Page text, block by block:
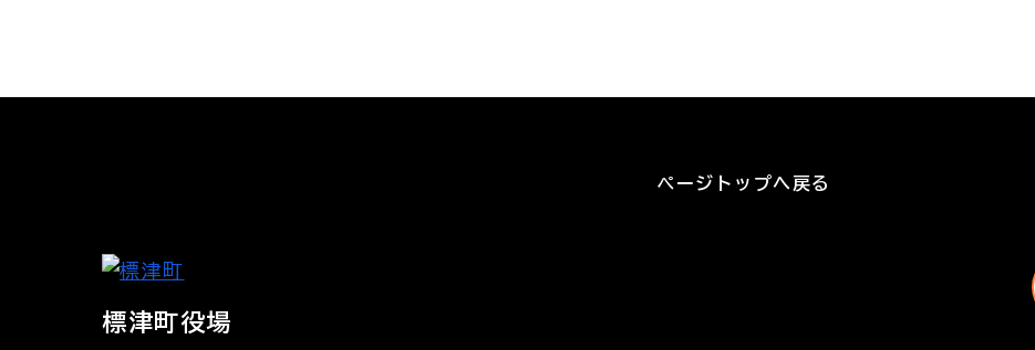
ページトップへ戻る
標津町役場